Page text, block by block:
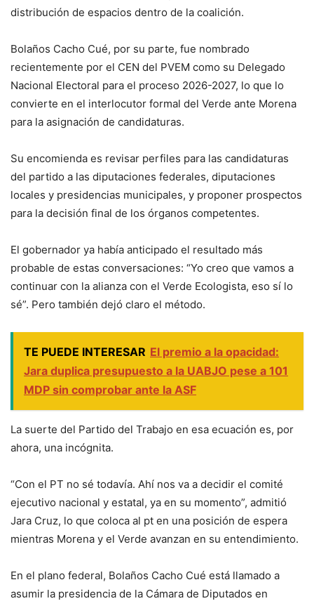
distribución de espacios dentro de la coalición.
Bolaños Cacho Cué, por su parte, fue nombrado
recientemente por el CEN del PVEM como su Delegado
Nacional Electoral para el proceso 2026-2027, lo que lo
convierte en el interlocutor formal del Verde ante Morena
para la asignación de candidaturas.
Su encomienda es revisar perfiles para las candidaturas
del partido a las diputaciones federales, diputaciones
locales y presidencias municipales, y proponer prospectos
para la decisión final de los órganos competentes.
El gobernador ya había anticipado el resultado más
probable de estas conversaciones: “Yo creo que vamos a
continuar con la alianza con el Verde Ecologista, eso sí lo
sé”. Pero también dejó claro el método.
TE PUEDE INTERESAR El premio a la opacidad:
Jara duplica presupuesto a la UABJO pese a 101
MDP sin comprobar ante la ASF
La suerte del Partido del Trabajo en esa ecuación es, por
ahora, una incógnita.
“Con el PT no sé todavía. Ahí nos va a decidir el comité
ejecutivo nacional y estatal, ya en su momento”, admitió
Jara Cruz, lo que coloca al pt en una posición de espera
mientras Morena y el Verde avanzan en su entendimiento.
En el plano federal, Bolaños Cacho Cué está llamado a
asumir la presidencia de la Cámara de Diputados en